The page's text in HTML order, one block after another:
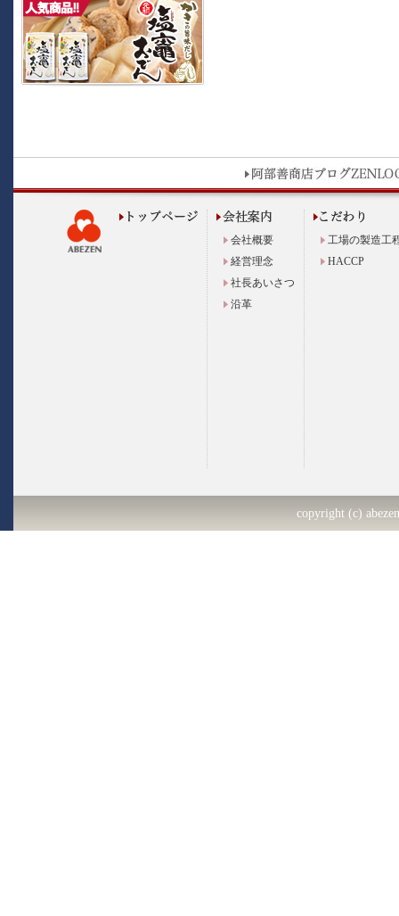
会社概要
経営理念
社長あいさつ
沿革
工場の製造工
HACCP
copyright (c)